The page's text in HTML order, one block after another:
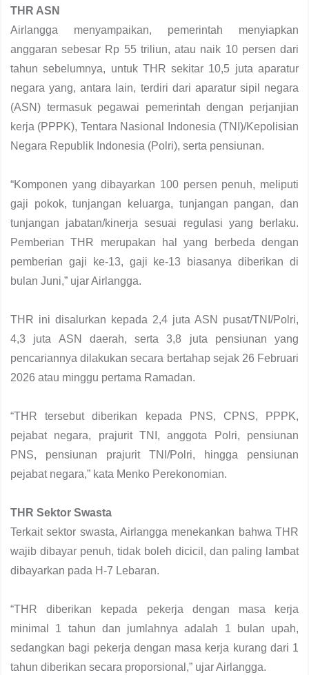
THR ASN
Airlangga menyampaikan, pemerintah menyiapkan
anggaran sebesar Rp 55 triliun, atau naik 10 persen dari
tahun sebelumnya, untuk THR sekitar 10,5 juta aparatur
negara yang, antara lain, terdiri dari aparatur sipil negara
(ASN) termasuk pegawai pemerintah dengan perjanjian
kerja (PPPK), Tentara Nasional Indonesia (TNI)/Kepolisian
Negara Republik Indonesia (Polri), serta pensiunan.
“Komponen yang dibayarkan 100 persen penuh, meliputi
gaji pokok, tunjangan keluarga, tunjangan pangan, dan
tunjangan jabatan/kinerja sesuai regulasi yang berlaku.
Pemberian THR merupakan hal yang berbeda dengan
pemberian gaji ke-13, gaji ke-13 biasanya diberikan di
bulan Juni,” ujar Airlangga.
THR ini disalurkan kepada 2,4 juta ASN pusat/TNI/Polri,
4,3 juta ASN daerah, serta 3,8 juta pensiunan yang
pencariannya dilakukan secara bertahap sejak 26 Februari
2026 atau minggu pertama Ramadan.
“THR tersebut diberikan kepada PNS, CPNS, PPPK,
pejabat negara, prajurit TNI, anggota Polri, pensiunan
PNS, pensiunan prajurit TNI/Polri, hingga pensiunan
pejabat negara,” kata Menko Perekonomian.
THR Sektor Swasta
Terkait sektor swasta, Airlangga menekankan bahwa THR
wajib dibayar penuh, tidak boleh dicicil, dan paling lambat
dibayarkan pada H-7 Lebaran.
“THR diberikan kepada pekerja dengan masa kerja
minimal 1 tahun dan jumlahnya adalah 1 bulan upah,
sedangkan bagi pekerja dengan masa kerja kurang dari 1
tahun diberikan secara proporsional,” ujar Airlangga.